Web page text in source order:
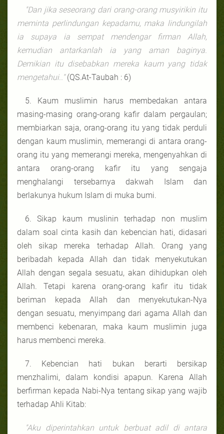
"Dan jika seseorang dari orang-orang musyirikin itu
meminta perlindungan kepadamu, maka lindungilah
ia supaya ia sempat mendengar firman Allah,
kemudian antarkanlah ia yang aman baginya.
Demikian itu disebabkan mereka kaum yang tidak
mengetahui.."(QS.At-Taubah : 6)
5. Kaum muslimin harus membedakan antara
masing-masing orang-orang kafir dalam pergaulan;
membiarkan saja, orang-orang itu yang tidak perduli
dengan kaum muslimin, memerangi di antara orang-
orang itu yang memerangi mereka, mengenyahkan di
antara orang-orang kafir itu yang sengaja
menghalangi tersebarnya dakwah Islam dan
berlakunya hukum Islam di muka bumi.
6. Sikap kaum muslinin terhadap non muslim
dalam soal cinta kasih dan kebencian hati, didasari
oleh sikap mereka terhadap Allah. Orang yang
beribadah kepada Allah dan tidak menyekutukan
Allah dengan segala sesuatu, akan dihidupkan oleh
Allah. Tetapi karena orang-orang kafir itu tidak
beriman kepada Allah dan menyekutukan-Nya
dengan sesuatu, menyimpang dari agama Allah dan
membenci kebenaran, maka kaum muslimin juga
harus membenci mereka.
7. Kebencian hati bukan berarti bersikap
menzhalimi, dalam kondisi apapun. Karena Allah
berfirman kepada Nabi-Nya tentang sikap yang wajib
terhadap Ahli Kitab:
"Aku diperintahkan untuk berbuat adil di antara